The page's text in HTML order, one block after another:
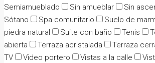
Semiamueblado
Sin amueblar Sin
Sótano
Spa comunitario Suelo de
piedra natural
Suite con baño Tenis
abierta
Terraza acristalada Terraza
TV
Video portero Vistas a la calle